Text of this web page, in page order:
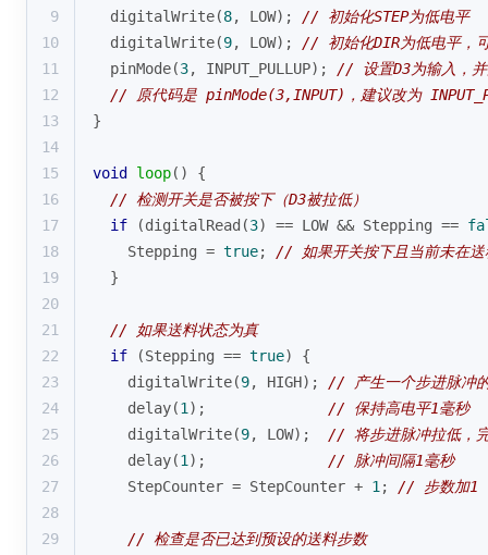
9
digitalWrite(8, LOW); // 初始化STEP为低电平
10
digitalWrite(9, LOW); // 初始化DIR为低电平，
11
pinMode(3, INPUT_PULLUP); // 设置D3为输入，并
12
// 原代码是 pinMode(3,INPUT)，建议改为
13
}
14
15
void loop()
{
16
// 检测开关是否被按下（D3被拉低）
17
if (digitalRead (3) == LOW && Stepping ==
18
    Stepping =
true; // 如果开关按下且当前未在送
19
  }
20
21
// 如果送料状态为真
22
if (Stepping == true) {
23
digitalWrite(9, HIGH); // 产生一个步进脉冲
24
delay(1 ); // 保持高电平1毫秒
25
digitalWrite(9, LOW); // 将步进脉冲拉低，
26
delay(1 ); // 脉冲间隔1毫秒
27
    StepCounter = StepCounter +
1 ; // 步数加1
28
29
// 检查是否已达到预设的送料步数